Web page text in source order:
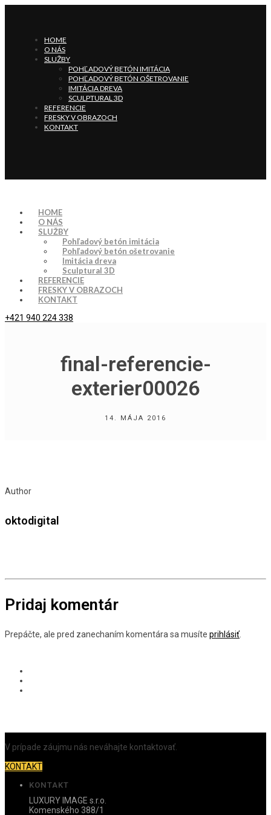
HOME
O NÁS
SLUŽBY
POHĽADOVÝ BETÓN IMITÁCIA
POHĽADOVÝ BETÓN OŠETROVANIE
IMITÁCIA DREVA
SCULPTURAL 3D
REFERENCIE
FRESKY V OBRAZOCH
KONTAKT
HOME
O NÁS
SLUŽBY
Pohľadový betón imitácia
Pohľadový betón ošetrovanie
Imitácia dreva
Sculptural 3D
REFERENCIE
FRESKY V OBRAZOCH
KONTAKT
+421 940 224 338
final-referencie-
exterier00026
14. MÁJA 2016
Author
oktodigital
Pridaj komentár
Prepáčte, ale pred zanechaním komentára sa musíte prihlásiť
V prípade záujmu nás neváhajte kontaktovať.
KONTAKT
KONTAKT
LUXURY IMAGE s.r.o.
Komenského 388/1